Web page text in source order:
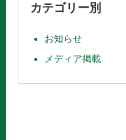
カテゴリー別
お知らせ
メディア掲載